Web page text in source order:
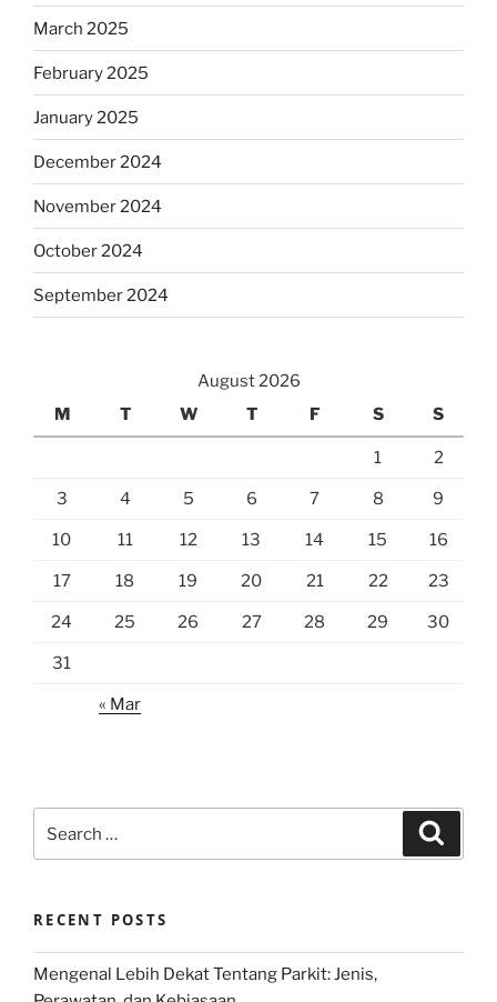
March 2025
February 2025
January 2025
December 2024
November 2024
October 2024
September 2024
August 2026
M
T W T F S S
1 2
3 4 5 6 7 8 9
10 11 12 13 14 15 16
17 18 19 20 21 22 23
24 25 26 27 28 29 30
31
« Mar
for:
RECENT POSTS
Mengenal Lebih Dekat Tentang Parkit: Jenis,